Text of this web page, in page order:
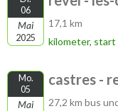
06
Mai
2025
17,1 km
kilometer, start
Mo.
05
Mai
castres -
27,2 km bus